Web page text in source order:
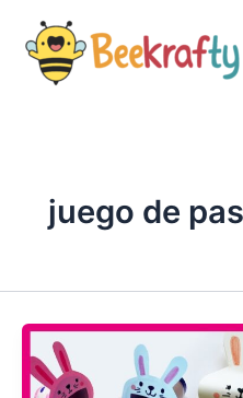
contenido
juego de